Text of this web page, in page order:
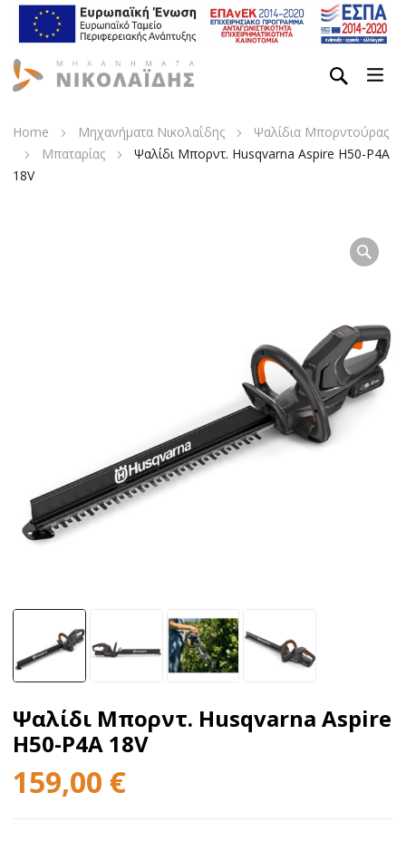
Home Μηχανήματα Νικολαΐδης
Ψαλίδια Μπορντούρας
Μπαταρίας
Ψαλίδι Μπορντ. Husqvarna Aspire H50-P4A
18V
Ψαλίδι Μπορντ. Husqvarna Aspire
H50-P4A 18V
159,00 €